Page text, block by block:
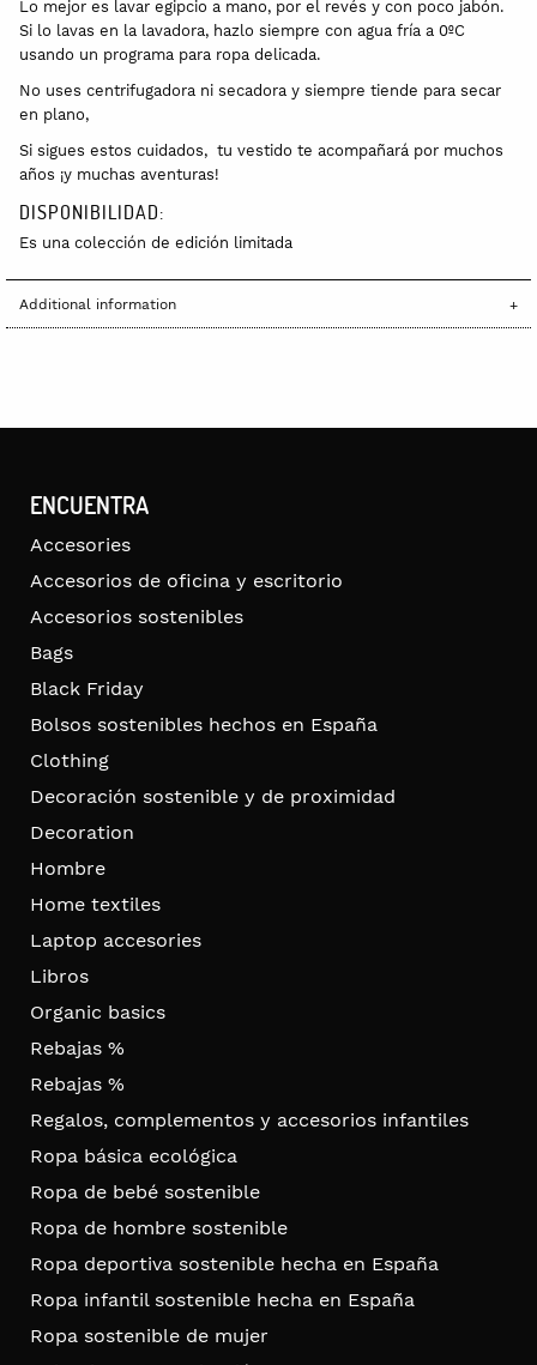
Lo mejor es lavar egipcio a mano, por el revés y con poco jabón.
Si lo lavas en la lavadora, hazlo siempre con agua fría a 0ºC
usando un programa para ropa delicada.
No uses centrifugadora ni secadora y siempre tiende para secar
en plano,
Si sigues estos cuidados, tu vestido te acompañará por muchos
años ¡y muchas aventuras!
DISPONIBILIDAD:
Es una colección de edición limitada
Additional information
ENCUENTRA
Accesories
Accesorios de oficina y escritorio
Accesorios sostenibles
Bags
Black Friday
Bolsos sostenibles hechos en España
Clothing
Decoración sostenible y de proximidad
Decoration
Hombre
Home textiles
Laptop accesories
Libros
Organic basics
Rebajas %
Rebajas %
Regalos, complementos y accesorios infantiles
Ropa básica ecológica
Ropa de bebé sostenible
Ropa de hombre sostenible
Ropa deportiva sostenible hecha en España
Ropa infantil sostenible hecha en España
Ropa sostenible de mujer